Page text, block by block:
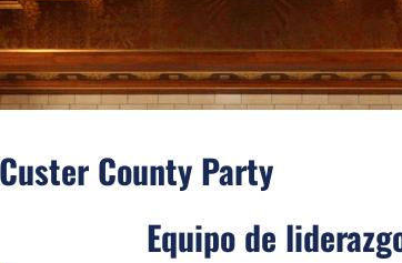
Custer County Party
Equipo de